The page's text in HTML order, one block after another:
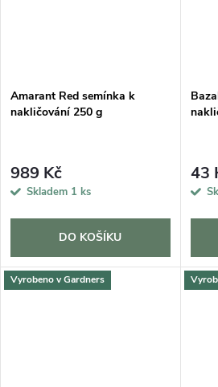
Amarant Red semínka k
nakličování 250 g
989 Kč
Skladem 1 ks
DO KOŠÍKU
43
Vyrobeno v Gardners